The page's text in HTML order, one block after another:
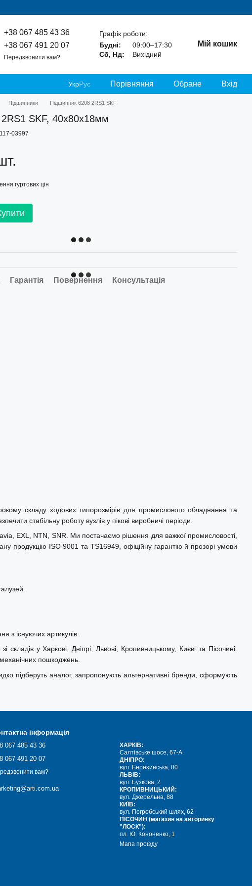
+38 067 485 43 36
+38 067 491 20 07
Передзвонити вам?
Графік роботи:
Будні:
09:00–17:30
Сб, Нд:
Вихідний
Мій кошик
УкрРус Порівняння Обране Вхід
Підшипники Підшипник 6208 2RS1 SKF
SKF, 40х80х18мм
03997
гуртових цін
Гарантія Повернення Консультація
складу ходових типорозмірів для промислового обладнання та
стабільну роботу вузлів у пікові виробничі періоди.
EXL, NTN, SNR. Ми постачаємо рішення для важкої промисловості,
продукцію ISO 9001 та TS16949, офіційну гарантію й прозорі умови
з існуючих артикулів.
у Харкові, Дніпрі, Львові, Кропивницькому, Києві та Пісочині.
пошкоджень.
підберуть аналог, запропонують альтернативні бренди, сформують
інформація
067 485 43 36
067 491 20 07
вам?
ХАРКІВ:
Салтівське шосе, 67-А
ДНІПРО:
вул. Березинська, 80
ЛЬВІВ:
вул. Бузкова, 2
КРОПИВНИЦЬКИЙ:
вул. Джерельна, 88
КИЇВ:
вул. Погребський шлях, 62
ПІСОЧИН (магазин на авторинку
"ЛОСК"):
пл. Ю. Кононенко, 1
Мапа проїзду